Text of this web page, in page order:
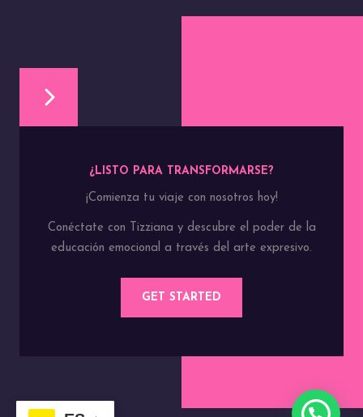
¿LISTO PARA TRANSFORMARSE?
¡Comienza tu viaje con nosotros hoy!
Conéctate con Tizziana y descubre el poder de la
educación emocional a través del arte expresivo.
GET STARTED